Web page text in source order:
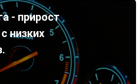
- прирост
низких